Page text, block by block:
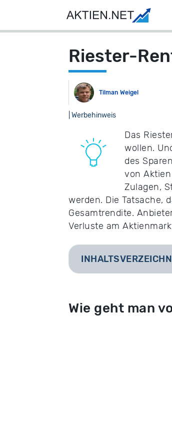
Riester-
Tilman Weigel
| Werbehinweis
Das
wollen.
des
von
Zulagen,
werden. Die Tatsache,
Gesamtrendite.
Verluste am
Wie geht man